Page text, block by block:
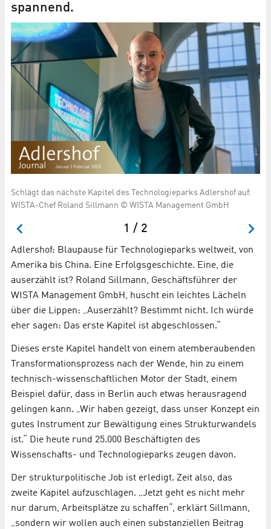
spannend.
Schlägt das nächste Kapitel des Technologieparks Adlershof auf:
WISTA-Chef Roland Sillmann © WISTA Management GmbH
1 / 2
Adlershof: Blaupause für Technologieparks weltweit, von
Amerika bis China. Eine Erfolgsgeschichte. Eine, die
auserzählt ist? Roland Sillmann, Geschäftsführer der
WISTA Management GmbH, huscht ein leichtes Lächeln
über die Lippen: „Auserzählt? Bestimmt nicht. Ich würde
eher sagen: Das erste Kapitel ist abgeschlossen.“
Dieses erste Kapitel handelt von einem atemberaubenden
Transformationsprozess nach der Wende, hin zu einem
technisch-wissenschaftlichen Motor der Stadt, einem
Beispiel dafür, dass in Berlin auch etwas herausragend
gelingen kann. „Wir haben gezeigt, dass unser Konzept ein
gutes Instrument zur Bewältigung eines Strukturwandels
ist.“ Die heute rund 25.000 Beschäftigten des
Wissenschafts- und Technologieparks zeugen davon.
Der strukturpolitische Job ist erledigt. Zeit also, das
zweite Kapitel aufzuschlagen. „Jetzt geht es nicht mehr
nur darum, Arbeitsplätze zu schaffen“, erklärt Sillmann,
„sondern wir wollen auch einen substanziellen Beitrag